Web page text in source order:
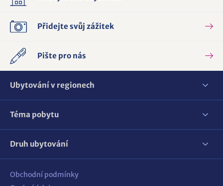
Přidejte svůj zážitek
Pište pro nás
Ubytování v regionech
Téma pobytu
Druh ubytování
Obchodní podmínky